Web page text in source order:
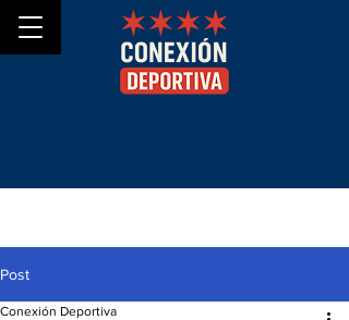
Post
Conexión Deportiva